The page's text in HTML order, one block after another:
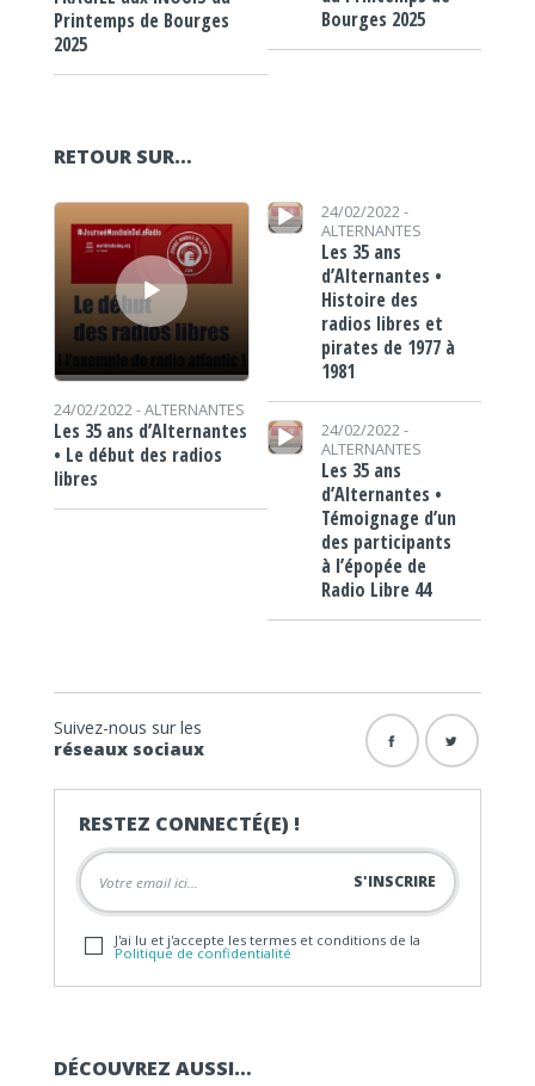
Printemps de Bourges
2025
Bourges 2025
RETOUR SUR…
Lecteur audio
24/02/2022 -ALTERNANTES
Les 35 ans d’Alternantes
• Le début des radios
libres
Lecteur audio
24/02/2022 -
ALTERNANTES
Les 35 ans
d’Alternantes •
Histoire des
radios libres et
pirates de 1977 à
1981
Lecteur audio
24/02/2022 -
ALTERNANTES
Les 35 ans
d’Alternantes •
Témoignage d’un
des participants
à l’épopée de
Radio Libre 44
Suivez-nous sur les
réseaux sociaux
RESTEZ CONNECTÉ(E) !
J'ai lu et j'accepte les termes et conditions de la
Politique de confidentialité
DÉCOUVREZ AUSSI…